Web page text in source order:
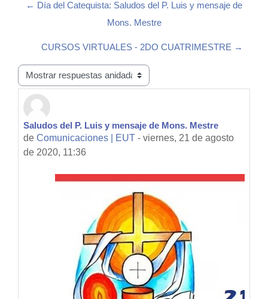
← Día del Catequista: Saludos del P. Luis y mensaje de
Mons. Mestre
CURSOS VIRTUALES - 2DO CUATRIMESTRE →
Mostrar modo
Saludos del P. Luis y mensaje de Mons. Mestre
de Comunicaciones | EUT - viernes, 21 de agosto
de 2020, 11:36
Número de respuestas: 0